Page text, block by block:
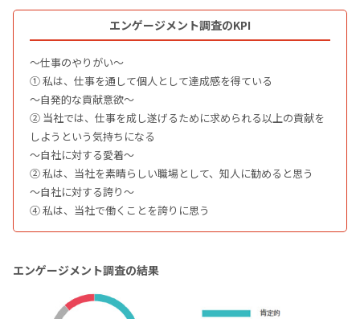
エンゲージメント調査のKPI
〜仕事のやりがい〜
① 私は、仕事を通して個人として達成感を得ている
〜自発的な貢献意欲〜
② 当社では、仕事を成し遂げるために求められる以上の貢献を
しようという気持ちになる
〜自社に対する愛着〜
② 私は、当社を素晴らしい職場として、知人に勧めると思う
～自社に対する誇り～
④ 私は、当社で働くことを誇りに思う
エンゲージメント調査の結果